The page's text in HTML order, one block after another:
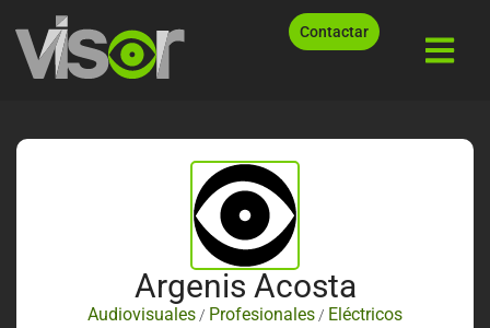
Contactar
Argenis Acosta
Audiovisuales / Profesionales / Eléctricos